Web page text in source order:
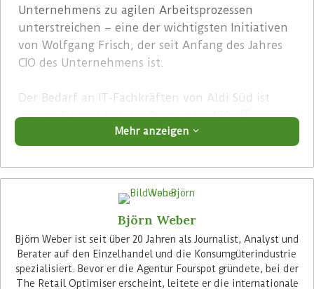
Unternehmens zu agilen Arbeitsprozessen
unterstreichen – eine der wichtigsten Initiativen
von Wolfgang Frisch, der seit Anfang des Jahres
CIO des Unternehmens ist.
Der Bedarf an IT-Fachkräften von Aldi Süd ist
enorm: Derzeit hat der Discounter 170 offene
Stellen ausgeschrieben. Insider berichten jedoch,
dass der Personalhunger der Aldi Süd-IT noch
weit über diese 170 hinaus gehe. Und der
Wettbewerb mit anderen Handelsunternehmen
wie denen der Schwarz Gruppe wird längst auch
massiv an der Recruiting-Front für die IT-
Abteilungen ausgetragen.
Advertisement
Mehr anzeigen
Björn Weber
Björn Weber ist seit über 20 Jahren als Journalist, Analyst und
Berater auf den Einzelhandel und die Konsumgüterindustrie
spezialisiert. Bevor er die Agentur Fourspot gründete, bei der
The Retail Optimiser erscheint, leitete er die internationale